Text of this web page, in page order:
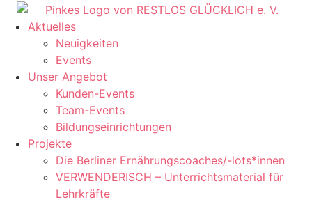
Aktuelles
Neuigkeiten
Events
Unser Angebot
Kunden-Events
Team-Events
Bildungseinrichtungen
Projekte
Die Berliner Ernährungscoaches/-lots*innen
VERWENDERISCH – Unterrichtsmaterial für
Lehrkräfte